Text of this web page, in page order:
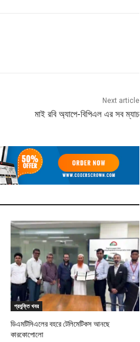
Next article
মাই রবি অ্যাপে-বিপিএল এর সব ম্যাচ
প্রযুক্তি খবর
ডিএমটিসিএলের বহরে টেলিমেটিকস আনছে
কারকোপোলো